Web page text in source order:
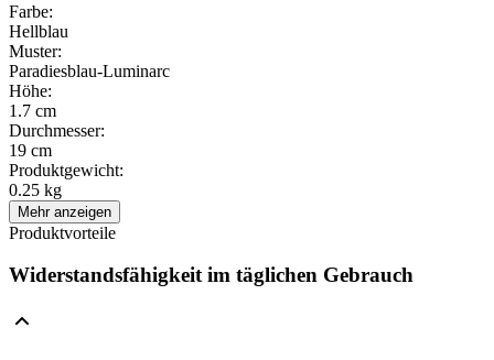
Farbe:
Hellblau
Muster:
Paradiesblau-Luminarc
Höhe:
1.7 cm
Durchmesser:
19 cm
Produktgewicht:
0.25 kg
Mehr anzeigen
Produktvorteile
Widerstandsfähigkeit im täglichen Gebrauch